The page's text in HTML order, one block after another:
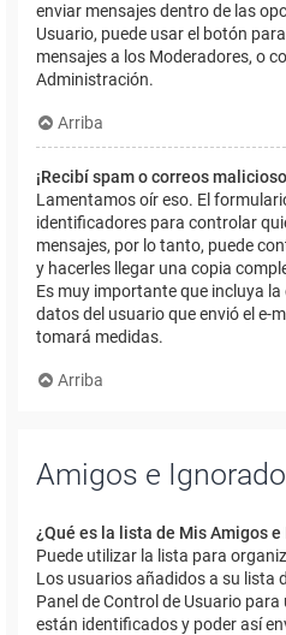
enviar mensajes dentro de las
Usuario, puede usar el botón
mensajes a los Moderadores, o
Administración.
Arriba
¡Recibí spam o correos
Lamentamos oír eso. El
identificadores para controlar
mensajes, por lo tanto, puede
y hacerles llegar una copia
Es muy importante que incluya
datos del usuario que envió el e-
tomará medidas.
Arriba
Amigos e
¿Qué es la lista de Mis Amigos
Puede utilizar la lista para
Los usuarios añadidos a su lista
Panel de Control de Usuario
están identificados y poder así